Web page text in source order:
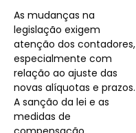
As mudanças na
legislação exigem
atenção dos contadores,
especialmente com
relação ao ajuste das
novas alíquotas e prazos.
A sanção da lei e as
medidas de